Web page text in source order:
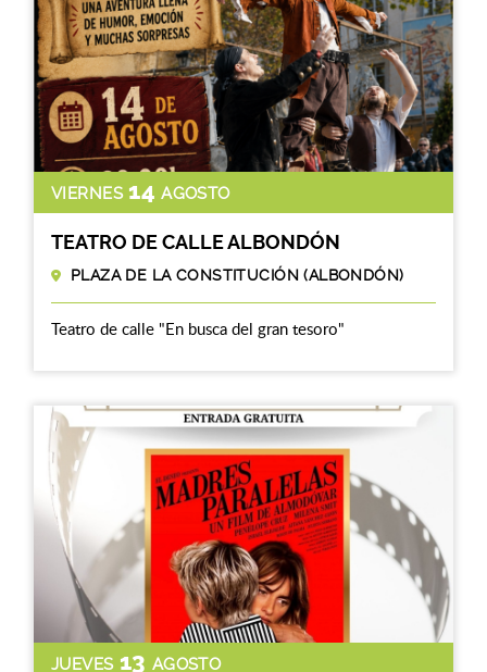
VIERNES 14 AGOSTO
PLAZA DE LA CONSTITUCIÓN (ALBONDÓN)
TEATRO DE CALLE ALBONDÓN
Teatro de calle "En busca del gran tesoro"
JUEVES 13 AGOSTO